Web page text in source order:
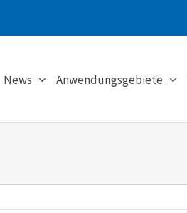
News Anwendungsgebiete